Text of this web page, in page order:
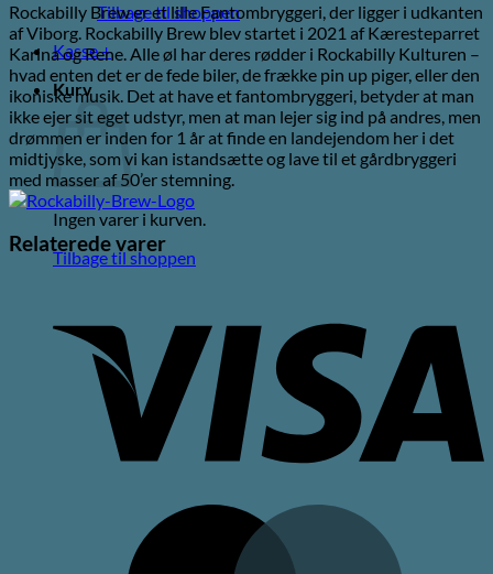
Tilbage til shoppen
Kasse+
Kurv
Ingen varer i kurven.
Tilbage til shoppen
Rockabilly Brew er et lille Fantombryggeri, der ligger i udkanten
af Viborg. Rockabilly Brew blev startet i 2021 af Kæresteparret
Karina og Rene. Alle øl har deres rødder i Rockabilly Kulturen –
hvad enten det er de fede biler, de frække pin up piger, eller den
ikoniske musik. Det at have et fantombryggeri, betyder at man
ikke ejer sit eget udstyr, men at man lejer sig ind på andres, men
drømmen er inden for 1 år at finde en landejendom her i det
midtjyske, som vi kan istandsætte og lave til et gårdbryggeri
med masser af 50’er stemning.
Relaterede varer